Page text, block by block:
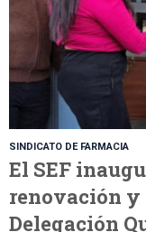
SINDICATO DE FARMACIA
El SEF
renovación y
Delegación